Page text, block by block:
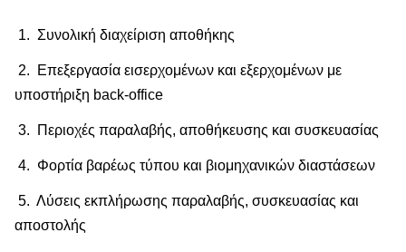
1. Συνολική διαχείριση αποθήκης
2. Επεξεργασία εισερχομένων και εξερχομένων με
υποστήριξη back-office
3. Περιοχές παραλαβής, αποθήκευσης και συσκευασίας
4. Φορτία βαρέως τύπου και βιομηχανικών διαστάσεων
5. Λύσεις εκπλήρωσης παραλαβής, συσκευασίας και
αποστολής